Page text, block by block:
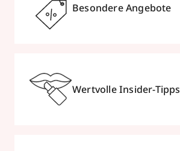
Besondere Angebote
Wertvolle Insider-Tipps